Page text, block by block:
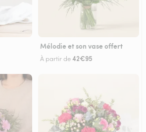
Mélodie et son vase offert
À partir de42€95